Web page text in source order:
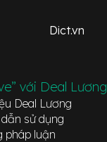
Dict.vn
với Deal Lương
Deal Lương
sử dụng
pháp luận